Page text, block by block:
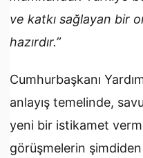
ve katkı sağlayan bir
hazırdır.”
Cumhurbaşkanı
anlayış temelinde,
yeni bir istikamet
görüşmelerin şimdiden